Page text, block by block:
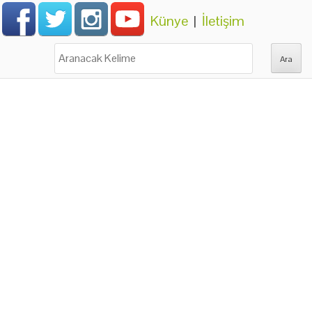
Künye | İletişim